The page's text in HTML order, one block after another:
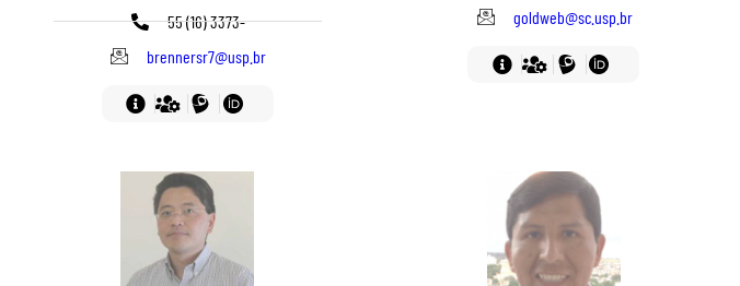
55 (16) 3373-
brennersr7@usp.br
goldweb@sc.usp.br